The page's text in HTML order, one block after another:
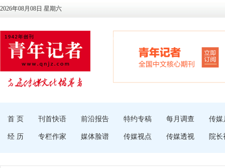
2026年08月08日 星期六
首 页 刊首快语 前沿报告 特约专稿 每月调查 传媒
经 历 专栏作家 媒体脸谱 传媒视点 传媒透视 院长